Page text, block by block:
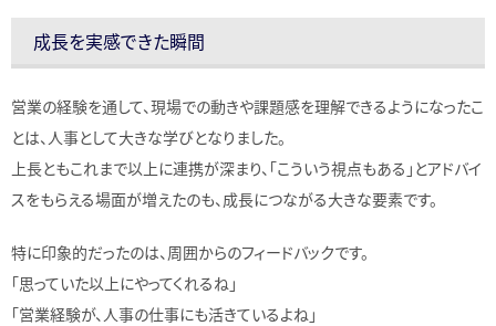
成長を実感できた瞬間
営業の経験を通して、現場での動きや課題感を理解できるようになったこ
とは、人事として大きな学びとなりました。
上長ともこれまで以上に連携が深まり、「こういう視点もある」とアドバイ
スをもらえる場面が増えたのも、成長につながる大きな要素です。
特に印象的だったのは、周囲からのフィードバックです。
「思っていた以上にやってくれるね」
「営業経験が、人事の仕事にも活きているよね」